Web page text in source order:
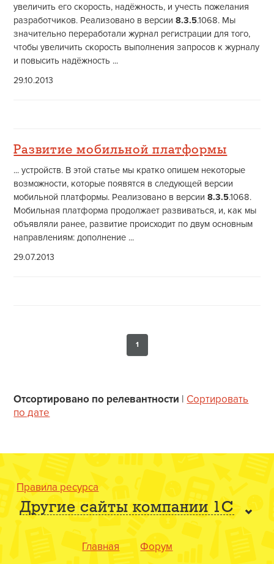
увеличить его скорость, надёжность, и учесть пожелания
разработчиков. Реализовано в версии8.3.5.1068. Мы
значительно переработали журнал регистрации для того,
чтобы увеличить скорость выполнения запросов к журналу
и повысить надёжность ...
29.10.2013
Развитие мобильной платформы
... устройств. В этой статье мы кратко опишем некоторые
возможности, которые появятся в следующей версии
мобильной платформы. Реализовано в версии8.3.5.1068.
Мобильная платформа продолжает развиваться, и, как мы
объявляли ранее, развитие происходит по двум основным
направлениям: дополнение ...
29.07.2013
1
Отсортировано по релевантности | Сортировать
по дате
Правила ресурса
Другие сайты компании 1С
Главная Форум